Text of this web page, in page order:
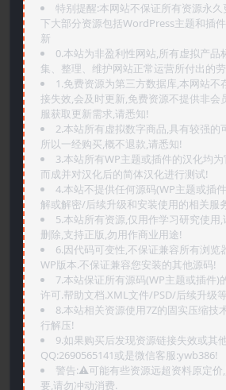
特别提醒:本网站不保证所有资源永
下大部分资源包括WordPress主题和插
新
0.本站为非盈利性网站,所有虚拟产品
集、整理、维护网站正常运营所付出的
1.免费资源为第三方数据库,本网站不
接失效,会及时更新,免费资源不提供非会
服获取更新需求,请悉知!
2.本站所有虚拟数字商品,具有较强的
所以一经购买,概不退款,请悉知!
3.本站所有WP主题或插件的汉化均
而成并对汉化后的简体汉化进行测试!
4.本站不提供任何源码(WP主题或插
解或解密/后续升级和安装使用的相关服
5.本站所有资源,仅用作学习研究使用
删除,支持正版,勿用作商业用途!
6.因代码可变性,不保证兼容所有浏览
WP版本.不保证兼容您安装的其他源码!
7.本站保证所有源码(WP主题或插件)
许可.帮助文档.XML文件/PSD/后续升级
8.本站相关资源使用7Z的固实压缩技
行解压!
9.如果购买后发现资源链接失效或其
QQ:2690565141或是微信客服:ywb386!
警告:⚠️可能有些资源远超资料原定价
要,请勿冲动消费.